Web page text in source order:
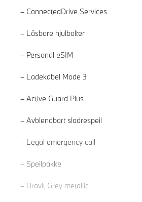
ConnectedDrive Services
Låsbare hjulbolter
Personal eSIM
Ladekabel Mode 3
Active Guard Plus
Avblendbart sladrespeil
Legal emergency call
Speilpakke
Dravit Grey metallic